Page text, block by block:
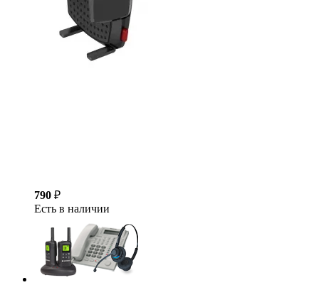
790 ₽
Есть в наличии